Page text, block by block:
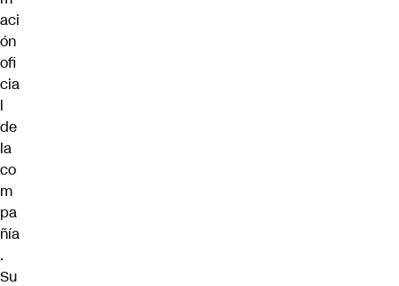
aci
ón
ofi
cia
l
de
la
co
m
pa
ñía
.
Su